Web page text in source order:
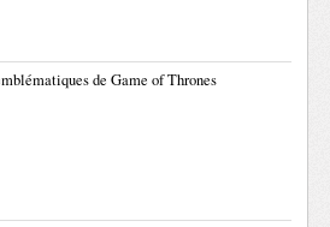
de Game of Thrones